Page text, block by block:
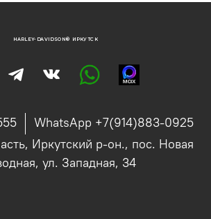
WhatsApp +7(914)883-0925
Иркутский р-он., пос. Новая
ул. Западная, 34
HARLEY-DAVIDSON® ИРКУТСК